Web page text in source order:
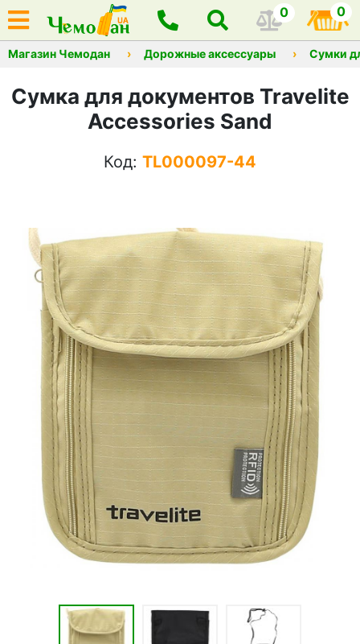
0 0
Магазин Чемодан Дорожные аксессуары Сумки
Сумка для документов Travelite
Accessories Sand
Код: TL000097-44